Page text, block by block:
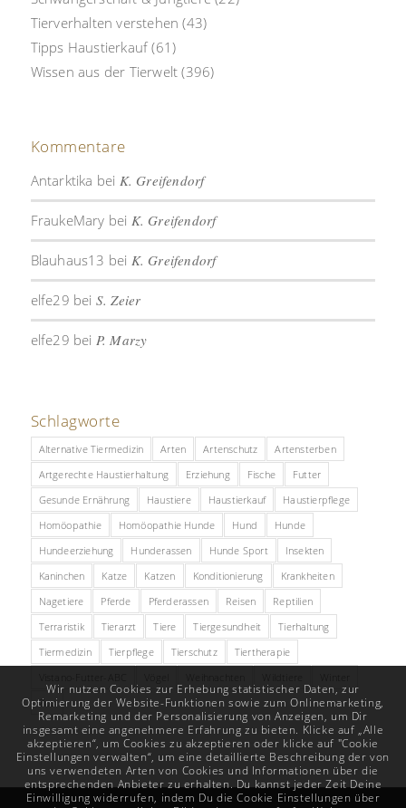
Tierverhalten verstehen (43)
Tipps Haustierkauf (61)
Wissen aus der Tierwelt (396)
Kommentare
Antarktika bei K. Greifendorf
FraukeMary bei K. Greifendorf
Blauhaus13 bei K. Greifendorf
elfe29 bei S. Zeier
elfe29 bei P. Marzy
Schlagworte
Alternative Tiermedizin Arten Artenschutz
Artensterben
Artgerechte Haustierhaltung
Erziehung Fische
Futter
Gesunde Ernährung
Haustiere Haustierkauf
Haustierpflege
Homöopathie
Homöopathie Hunde Hund
Hunde
Hundeerziehung
Hunderassen Hunde Sport
Insekten
Kaninchen
Katze Katzen Konditionierung
Krankheiten
Nagetiere
Pferde Pferderassen Reisen
Reptilien
Terraristik
Tierarzt Tiere Tiergesundheit
Tierhaltung
Tiermedizin
Tierpflege Tierschutz
Tiertherapie
Zoo
Wir nutzen Cookies zur Erhebung statistischer Daten, zur
Optimierung der Website-Funktionen sowie zum Onlinemarketing,
Remarketing und der Personalisierung von Anzeigen, um Dir
insgesamt eine angenehmere Erfahrung zu bieten. Klicke auf „Alle
akzeptieren“, um Cookies zu akzeptieren oder klicke auf "Cookie
Einstellungen verwalten“, um eine detaillierte Beschreibung der von
uns verwendeten Arten von Cookies und Informationen über die
entsprechenden Anbieter zu erhalten. Du kannst jeder Zeit Deine
Einwilligung widerrufen, indem Du die Cookie Einstellungen über